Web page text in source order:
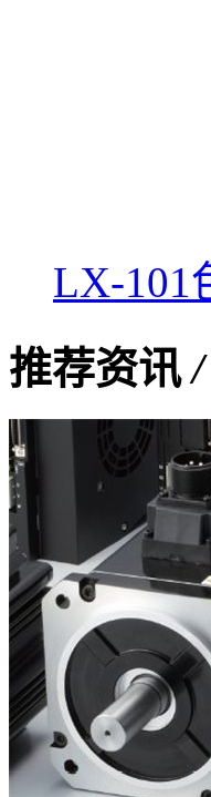
LX-101
推荐资讯